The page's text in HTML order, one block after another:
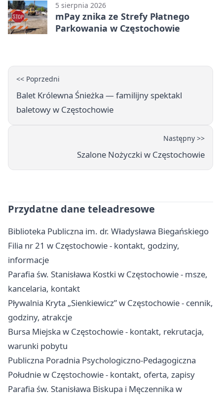
5 sierpnia 2026
mPay znika ze Strefy Płatnego
Parkowania w Częstochowie
<< Poprzedni
Balet Królewna Śnieżka — familijny spektakl
baletowy w Częstochowie
Następny >>
Szalone Nożyczki w Częstochowie
Przydatne dane teleadresowe
Biblioteka Publiczna im. dr. Władysława Biegańskiego
Filia nr 21 w Częstochowie - kontakt, godziny,
informacje
Parafia św. Stanisława Kostki w Częstochowie - msze,
kancelaria, kontakt
Pływalnia Kryta „Sienkiewicz” w Częstochowie - cennik,
godziny, atrakcje
Bursa Miejska w Częstochowie - kontakt, rekrutacja,
warunki pobytu
Publiczna Poradnia Psychologiczno-Pedagogiczna
Południe w Częstochowie - kontakt, oferta, zapisy
Parafia św. Stanisława Biskupa i Męczennika w